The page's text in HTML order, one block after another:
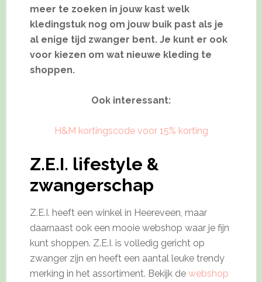
meer te zoeken in jouw kast welk
kledingstuk nog om jouw buik past als je
al enige tijd zwanger bent. Je kunt er ook
voor kiezen om wat nieuwe kleding te
shoppen.
Ook interessant:
H&M kortingscode voor 15% korting
Z.E.I. lifestyle &
zwangerschap
Z.E.I. heeft een winkel in Heereveen, maar
daarnaast ook een mooie webshop waar je fijn
kunt shoppen. Z.E.I. is volledig gericht op
zwanger zijn en heeft een aantal leuke trendy
merking in het assortiment. Bekijk de webshop